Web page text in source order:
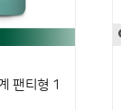
팬티형 1